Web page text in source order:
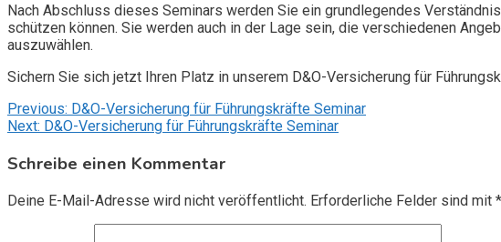
Nach Abschluss dieses Seminars werden Sie ein grundlegendes
schützen können. Sie werden auch in der Lage sein, die verschiedenen
auszuwählen.
Sichern Sie sich jetzt Ihren Platz in unserem D&O-Versicherung für
Beitragsnavigation
Previous: D&O-Versicherung für Führungskräfte Seminar
Next: D&O-Versicherung für Führungskräfte Seminar
Schreibe einen Kommentar
Deine E-Mail-Adresse wird nicht veröffentlicht. Erforderliche Felder sind mit *